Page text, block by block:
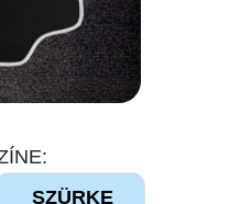
SZÜRKE